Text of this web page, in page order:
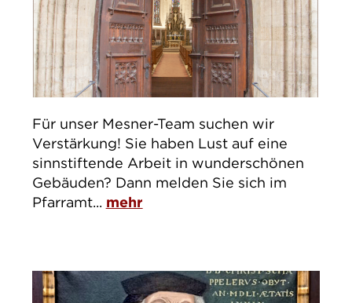
Für unser Mesner-Team suchen wir
Verstärkung! Sie haben Lust auf eine
sinnstiftende Arbeit in wunderschönen
Gebäuden? Dann melden Sie sich im
Pfarramt... mehr